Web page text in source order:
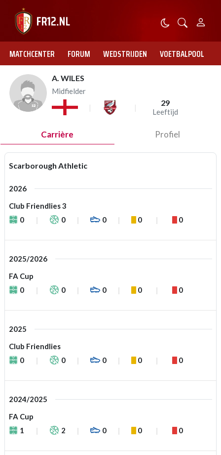
MATCHCENTER FORUM WEDSTRIJDEN VOETBALPOOL
A. WILES
Midfielder
29
Leeftijd
Carrière Profiel
Scarborough Athletic
2026
Club Friendlies 3
0
0 0 0 0
2025/2026
FA Cup
0
0 0 0 0
2025
Club Friendlies
0
0 0 0 0
2024/2025
FA Cup
1
2 0 0 0